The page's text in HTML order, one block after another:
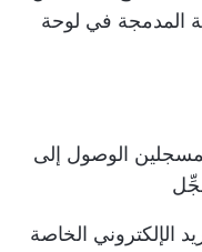
المدمجة في لوحة
الوصول إلى
الإلكتروني الخاصة